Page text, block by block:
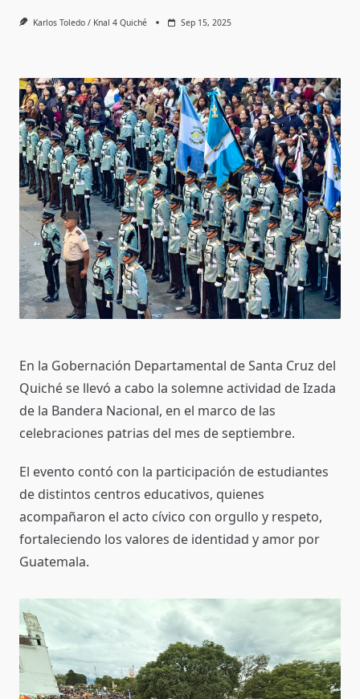
Karlos Toledo / Knal 4 Quiché Sep 15, 2025
En la Gobernación Departamental de Santa Cruz del
Quiché se llevó a cabo la solemne actividad de Izada
de la Bandera Nacional, en el marco de las
celebraciones patrias del mes de septiembre.
El evento contó con la participación de estudiantes
de distintos centros educativos, quienes
acompañaron el acto cívico con orgullo y respeto,
fortaleciendo los valores de identidad y amor por
Guatemala.